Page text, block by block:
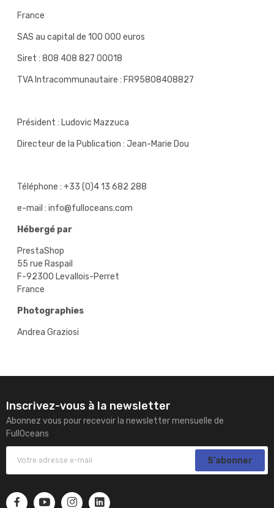
France
SAS au capital de 100 000 euros
Siret : 808 408 827 00018
TVA Intracommunautaire : FR95808408827
Président : Ludovic Mazzuca
Directeur de la Publication : Jean-Marie Dou
Téléphone : +33 (0)4 13 682 288
e-mail : info@fulloceans.com
Hébergé par
PrestaShop
55 rue Raspail
F-92300 Levallois-Perret
France
Photographies
Andrea Graziosi
Inscrivez-vous à la newsletter
Abonnez vous pour recevoir la newsletter mensuelle de
FullOceans
S’abonner